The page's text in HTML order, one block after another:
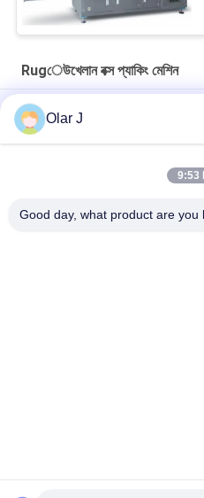
Rugেউখেলান বক্স প্যাকিং মেশিন
1480 মিমি rugেউখেলান বক্স প্যাকিং
বিওপিপি কার্টন কঠোর বাক্স গঠন মেশিন
সম্পূর্ণ স্বয়ংক্রিয়ভাবে FXJ-AT5050
Olar J
9:53
Good day, what product are you